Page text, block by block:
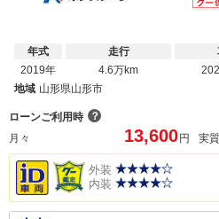
年式
2019年
走行
4.6万km
地域 山形県山形市
ローンご利用時 ？
月々
13,600 円 実
外装
内装